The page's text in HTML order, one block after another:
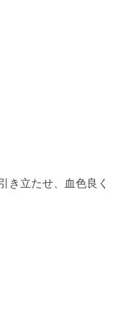
き立たせ、血色良く